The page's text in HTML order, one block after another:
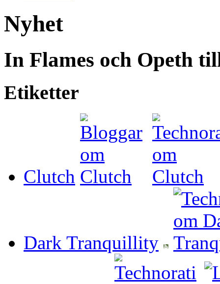
Nyhet
In Flames och Opeth
Etiketter
Clutch
Dark Tranquillity